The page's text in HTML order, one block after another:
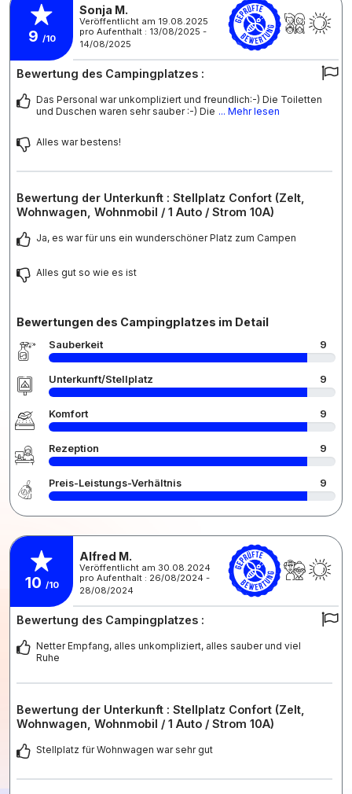
9 /10
Sonja M.
Veröffentlicht am 19.08.2025
pro Aufenthalt : 13/08/2025 -
14/08/2025
Bewertung des Campingplatzes :
Das Personal war unkompliziert und freundlich:-) Die Toiletten
und Duschen waren sehr sauber :-) Die ... Mehr lesen
Alles war bestens!
Bewertung der Unterkunft : Stellplatz Confort (Zelt,
Wohnwagen, Wohnmobil / 1 Auto / Strom 10A)
Ja, es war für uns ein wunderschöner Platz zum Campen
Alles gut so wie es ist
Bewertungen des Campingplatzes im Detail
Sauberkeit 9
Unterkunft/Stellplatz 9
Komfort 9
Rezeption 9
Preis-Leistungs-Verhältnis 9
10 /10
Alfred M.
Veröffentlicht am 30.08.2024
pro Aufenthalt : 26/08/2024 -
28/08/2024
Bewertung des Campingplatzes :
Netter Empfang, alles unkompliziert, alles sauber und viel
Ruhe
Bewertung der Unterkunft : Stellplatz Confort (Zelt,
Wohnwagen, Wohnmobil / 1 Auto / Strom 10A)
Stellplatz für Wohnwagen war sehr gut